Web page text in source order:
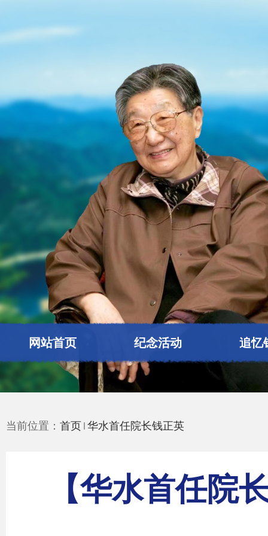
网站首页 纪念活动 追忆
当前位置： 首页 华水首任院长钱正英
【华水首任院